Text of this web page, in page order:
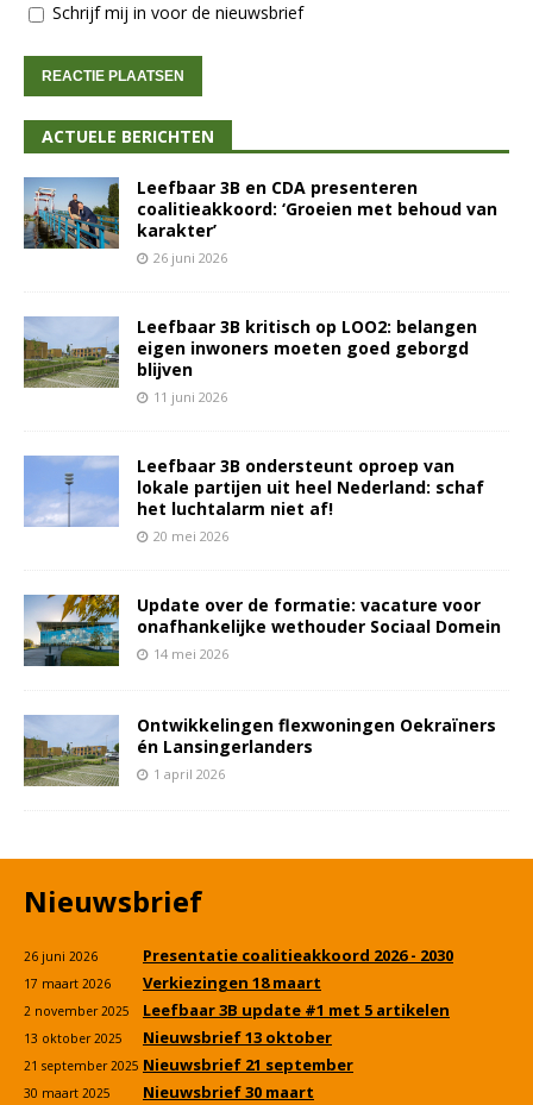
Schrijf mij in voor de nieuwsbrief
ACTUELE BERICHTEN
Leefbaar 3B en CDA presenteren
coalitieakkoord: ‘Groeien met behoud van
karakter’
26 juni 2026
Leefbaar 3B kritisch op LOO2: belangen
eigen inwoners moeten goed geborgd
blijven
11 juni 2026
Leefbaar 3B ondersteunt oproep van
lokale partijen uit heel Nederland: schaf
het luchtalarm niet af!
20 mei 2026
Update over de formatie: vacature voor
onafhankelijke wethouder Sociaal Domein
14 mei 2026
Ontwikkelingen flexwoningen Oekraïners
én Lansingerlanders
1 april 2026
Nieuwsbrief
26 juni 2026 Presentatie coalitieakkoord 2026 - 2030
17 maart 2026 Verkiezingen 18 maart
2 november 2025 Leefbaar 3B update #1 met 5 artikelen
13 oktober 2025 Nieuwsbrief 13 oktober
21 september 2025 Nieuwsbrief 21 september
30 maart 2025 Nieuwsbrief 30 maart